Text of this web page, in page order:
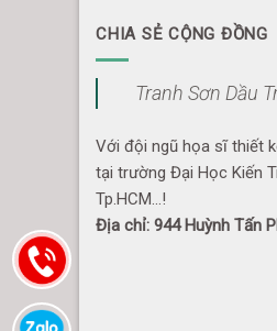
CHIA SẺ CỘNG ĐỒNG
Tranh Sơn Dầu
Với đội ngũ họa sĩ thiết
tại trường Đại Học Kiến
Tp.HCM...!
Địa chỉ: 944 Huỳnh Tấn